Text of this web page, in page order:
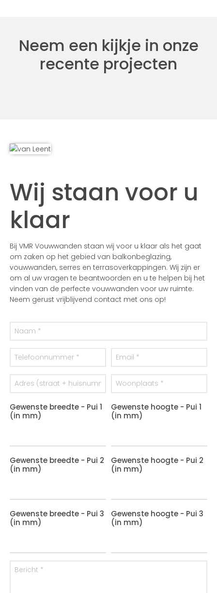
Neem een kijkje in onze
recente projecten
Wij staan voor u
klaar
Bij VMR Vouwwanden staan wij voor u klaar als het gaat
om zaken op het gebied van balkonbeglazing,
vouwwanden, serres en terrasoverkappingen. Wij zijn er
om al uw vragen te beantwoorden en u te helpen bij het
vinden van de perfecte vouwwanden voor uw ruimte.
Neem gerust vrijblijvend contact met ons op!
Gewenste breedte - Pui 1
(in mm)
Gewenste hoogte - Pui 1
(in mm)
Gewenste breedte - Pui 2
(in mm)
Gewenste hoogte - Pui 2
(in mm)
Gewenste breedte - Pui 3
(in mm)
Gewenste hoogte - Pui 3
(in mm)